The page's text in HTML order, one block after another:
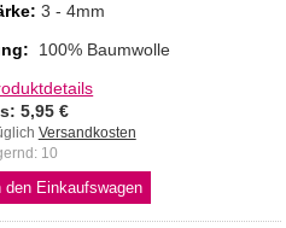
3 - 4mm
100% Baumwolle
5,95 €
Versandkosten
10